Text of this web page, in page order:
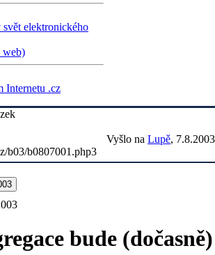
svět elektronického
web)
Internetu .cz
Vyšlo na Lupě, 7.8.2003
b03/b0807001.php3
bude (dočasně)